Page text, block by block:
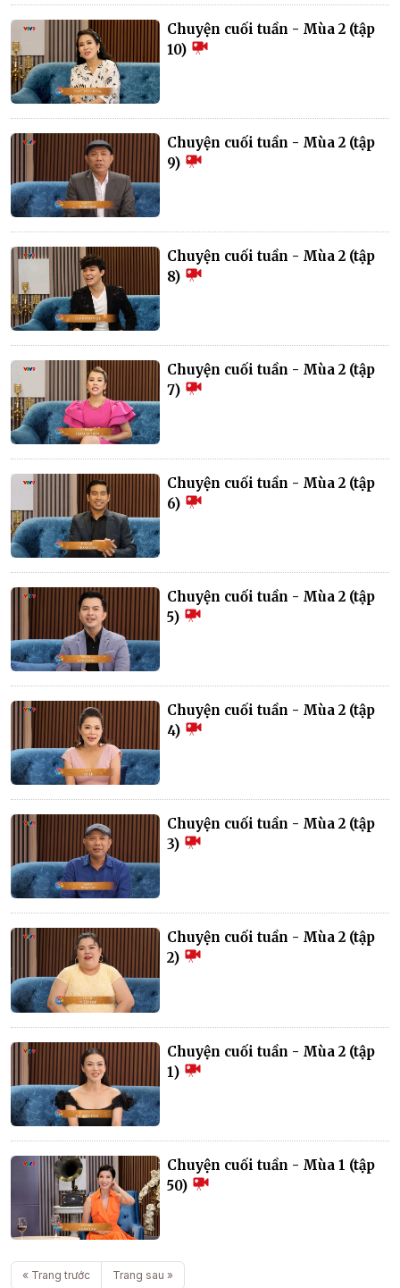
Chuyện cuối tuần - Mùa 2 (tập
10)
Chuyện cuối tuần - Mùa 2 (tập
9)
Chuyện cuối tuần - Mùa 2 (tập
8)
Chuyện cuối tuần - Mùa 2 (tập
7)
Chuyện cuối tuần - Mùa 2 (tập
6)
Chuyện cuối tuần - Mùa 2 (tập
5)
Chuyện cuối tuần - Mùa 2 (tập
4)
Chuyện cuối tuần - Mùa 2 (tập
3)
Chuyện cuối tuần - Mùa 2 (tập
2)
Chuyện cuối tuần - Mùa 2 (tập
1)
Chuyện cuối tuần - Mùa 1 (tập
50)
« Trang trước Trang sau »